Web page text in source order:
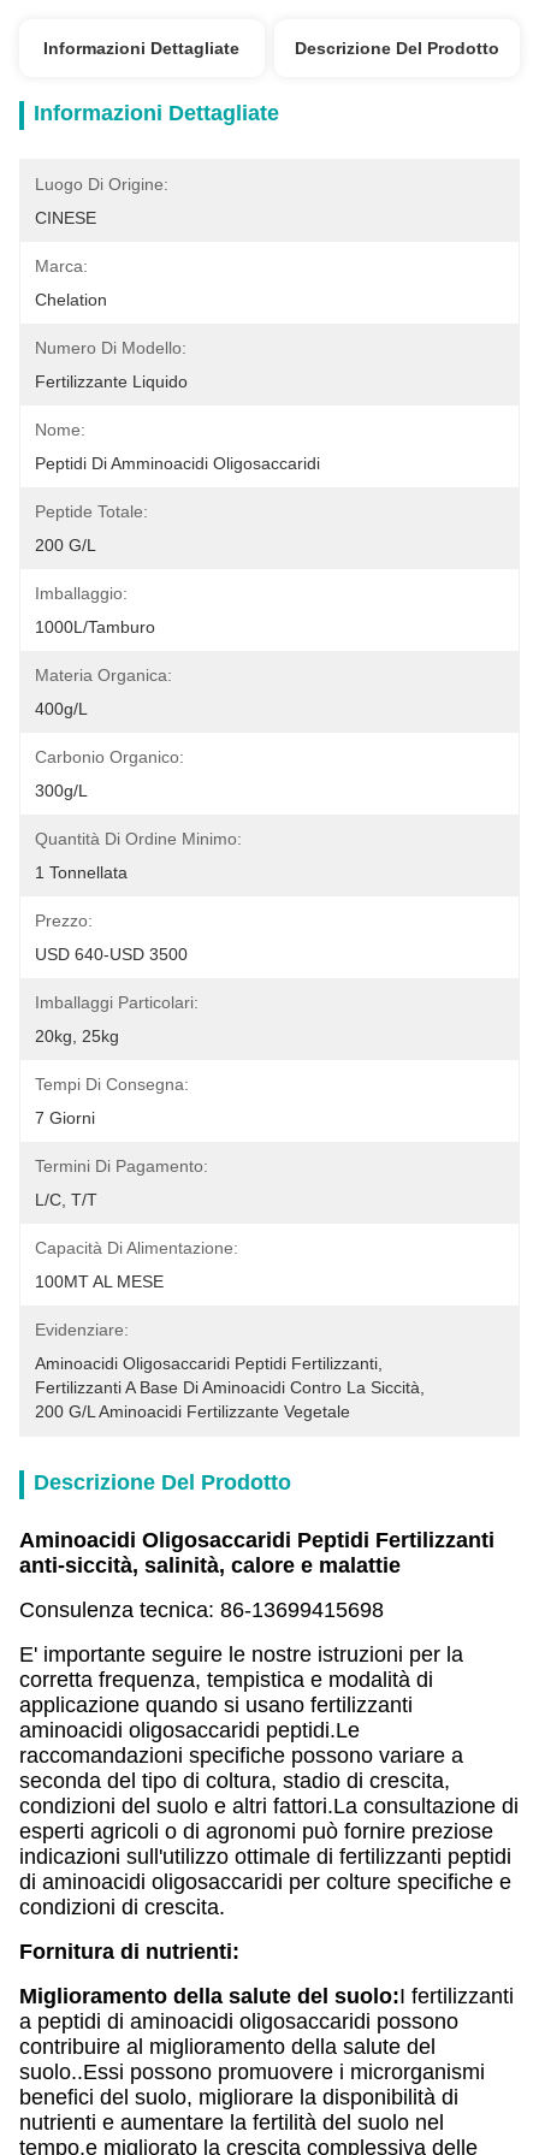
Informazioni Dettagliate Descrizione Del Prodotto
Informazioni Dettagliate
Luogo Di Origine:
CINESE
Marca:
Chelation
Numero Di Modello:
Fertilizzante Liquido
Nome:
Peptidi Di Amminoacidi Oligosaccaridi
Peptide Totale:
200 G/l
Imballaggio:
1000L/tamburo
Materia Organica:
400g/l
Carbonio Organico:
300g/L
Quantità Di Ordine Minimo:
1 Tonnellata
Prezzo:
USD 640-USD 3500
Imballaggi Particolari:
20kg, 25kg
Tempi Di Consegna:
7 Giorni
Termini Di Pagamento:
L/C, T/T
Capacità Di Alimentazione:
100MT AL MESE
Evidenziare:
Aminoacidi Oligosaccaridi Peptidi Fertilizzanti
Fertilizzanti A Base Di Aminoacidi Contro La Siccità
200 G/l Aminoacidi Fertilizzante Vegetale
Descrizione Del Prodotto
Aminoacidi Oligosaccaridi Peptidi Fertilizzanti
anti-siccità, salinità, calore e malattie
Consulenza tecnica: 86-13699415698
E' importante seguire le nostre istruzioni per la
corretta frequenza, tempistica e modalità di
applicazione quando si usano fertilizzanti
aminoacidi oligosaccaridi peptidi.Le
raccomandazioni specifiche possono variare a
seconda del tipo di coltura, stadio di crescita,
condizioni del suolo e altri fattori.La consultazione di
esperti agricoli o di agronomi può fornire preziose
indicazioni sull'utilizzo ottimale di fertilizzanti peptidi
di aminoacidi oligosaccaridi per colture specifiche e
condizioni di crescita.
Fornitura di nutrienti:
Miglioramento della salute del suolo:I fertilizzanti
a peptidi di aminoacidi oligosaccaridi possono
contribuire al miglioramento della salute del
suolo..Essi possono promuovere i microrganismi
benefici del suolo, migliorare la disponibilità di
nutrienti e aumentare la fertilità del suolo nel
tempo.e migliorato la crescita complessiva delle